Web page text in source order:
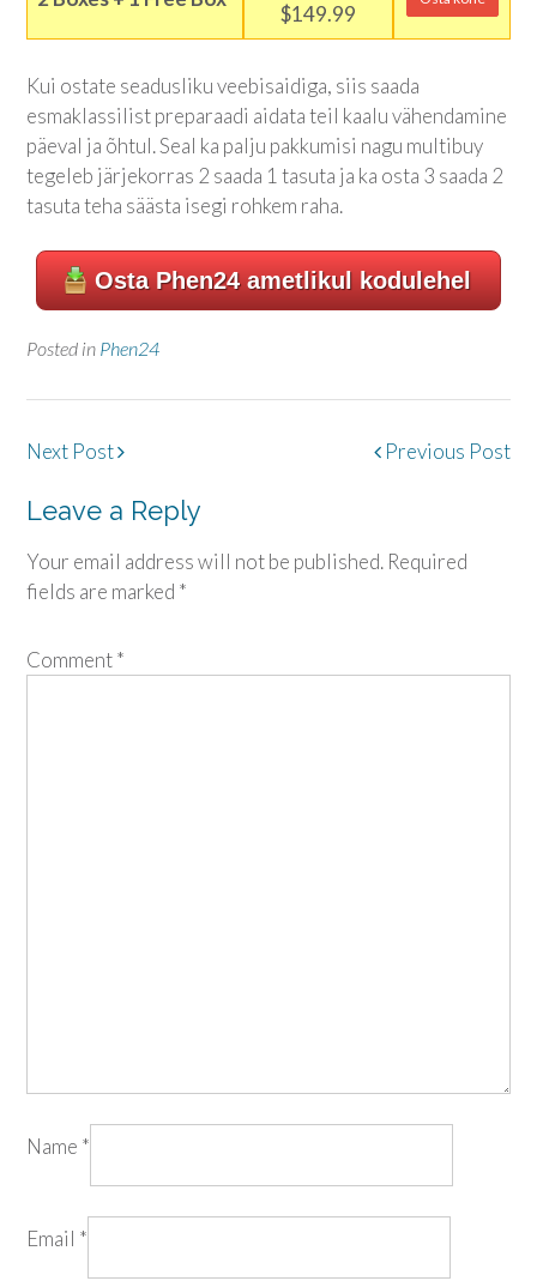
$149.99
Kui ostate seadusliku veebisaidiga, siis saada
esmaklassilist preparaadi aidata teil kaalu vähendamine
päeval ja õhtul. Seal ka palju pakkumisi nagu multibuy
tegeleb järjekorras 2 saada 1 tasuta ja ka osta 3 saada 2
tasuta teha säästa isegi rohkem raha.
Osta Phen24 ametlikul kodulehel
Posted in Phen24
Post
Previous Post
Next Post
Leave a Reply
Your email address will not be published. Required
fields are marked *
Comment*
Name *
Email *